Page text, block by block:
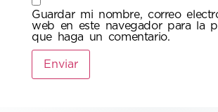
Guardar mi nombre, correo
web en este navegador para la
que haga un comentario.